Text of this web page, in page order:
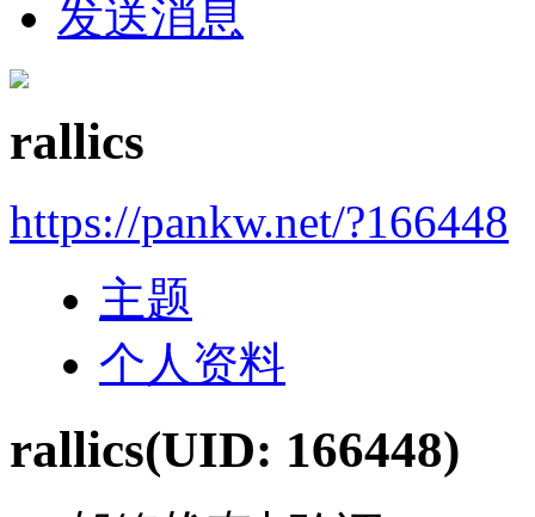
发送消息
rallics
https://pankw.net/?166448
主题
个人资料
rallics(UID: 166448)